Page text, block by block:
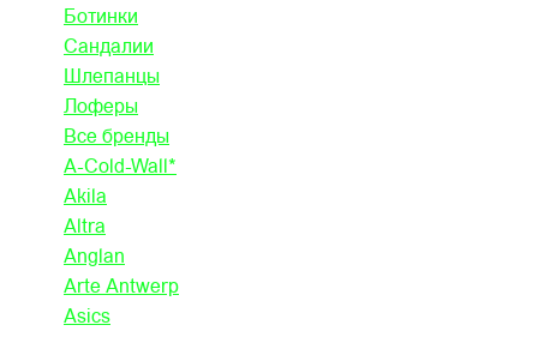
Ботинки
Сандалии
Шлепанцы
Лоферы
Все бренды
A-Cold-Wall*
Akila
Altra
Anglan
Arte Antwerp
Asics